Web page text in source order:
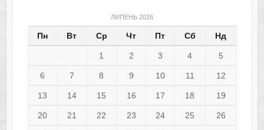
ЛИПЕНЬ 2026
Пн Вт Ср Чт Пт Сб Нд
1 2 3 4 5
6 7 8 9 10 11 12
13 14 15 16 17 18 19
20 21 22 23 24 25 26